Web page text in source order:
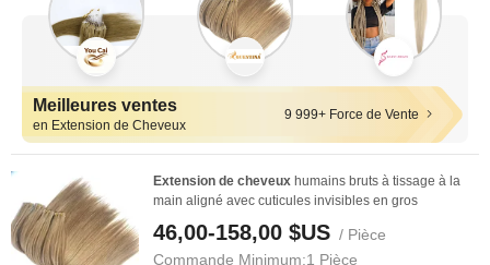
Meilleures ventes
en Extension de Cheveux
9 999+ Force de Vente
Extension de cheveux humains bruts à tissage à la
main aligné avec cuticules invisibles en gros
46,00-158,00 $US / Pièce
Commande Minimum:1 Pièce